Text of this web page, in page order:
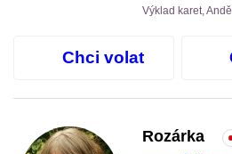
Výklad karet,
Chci volat
Rozárka